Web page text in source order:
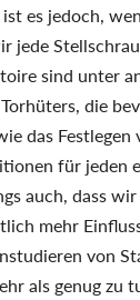
es jedoch,
jede
sind unter
die
das
für jeden
auch, dass
mehr
von
als genug zu